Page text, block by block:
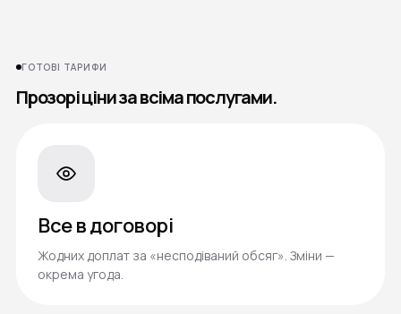
ГОТОВІ ТАРИФИ
Прозорі ціни за всіма послугами.
Все в договорі
Жодних доплат за «несподіваний обсяг». Зміни —
окрема угода.